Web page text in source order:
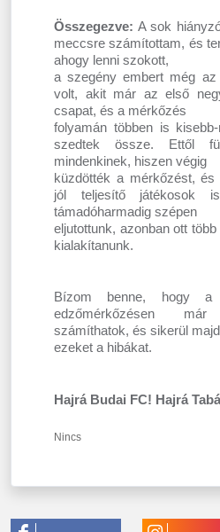
Összegezve: A sok
meccsre számítottam, és
ahogy lenni szokott,
a szegény embert még
volt, akit már az első
csapat, és a mérkőzés
folyamán többen is
szedtek össze. Ettől
mindenkinek, hiszen végig
küzdötték a mérkőzést, és
jól teljesítő játékosok
támadóharmadig szépen
eljutottunk, azonban ott
kialakítanunk.
Bízom benne, hogy
edzőmérkőzésen
számíthatok, és sikerül
ezeket a hibákat.
Hajrá Budai FC! Hajrá
Nincs